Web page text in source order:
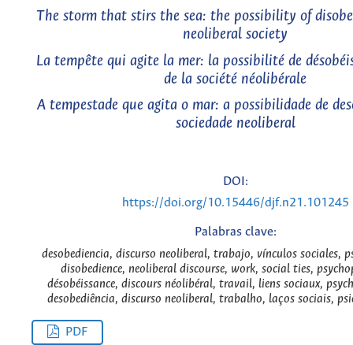
The storm that stirs the sea: the possibility of
neoliberal society
La tempête qui agite la mer: la possibilité de
de la société néolibérale
A tempestade que agita o mar: a possibilidade de
sociedade neoliberal
DOI:
https://doi.org/10.15446/djf.n21.101245
Palabras clave:
desobediencia, discurso neoliberal, trabajo, vínculos sociales,
disobedience, neoliberal discourse, work, social ties,
désobéissance, discours néolibéral, travail, liens sociaux,
desobediência, discurso neoliberal, trabalho, laços sociais,
PDF